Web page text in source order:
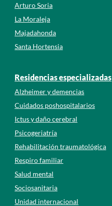
Arturo Soria
La Moraleja
Majadahonda
Santa Hortensia
Residencias especializadas
Alzheimer y demencias
Cuidados poshospitalarios
Ictus y daño cerebral
Psicogeriatría
Rehabilitación traumatológica
Respiro familiar
Salud mental
Sociosanitaria
Unidad internacional